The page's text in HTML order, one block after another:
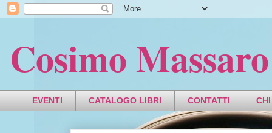
Cosimo Massaro
EVENTI CATALOGO LIBRI CONTATTI